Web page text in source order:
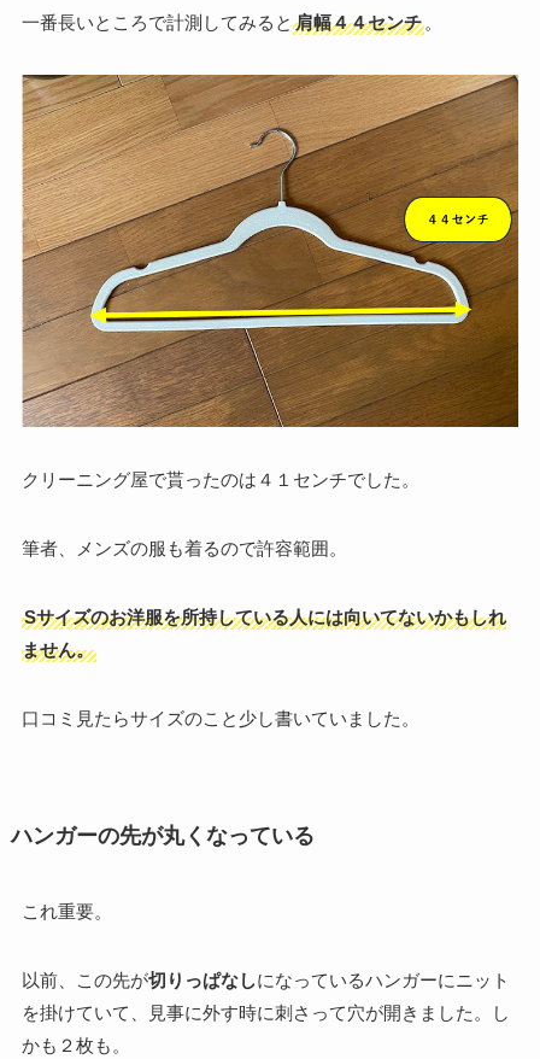
一番長いところで計測してみると 肩幅４４センチ。
クリーニング屋で貰ったのは４１センチでした。
筆者、メンズの服も着るので許容範囲。
Sサイズのお洋服を所持している人には向いてないかもしれ
ません。
口コミ見たらサイズのこと少し書いていました。
ハンガーの先が丸くなっている
これ重要。
以前、この先が切りっぱなしになっているハンガーにニット
を掛けていて、見事に外す時に刺さって穴が開きました。し
かも２枚も。